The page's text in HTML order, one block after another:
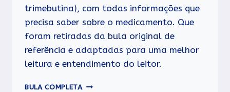
trimebutina), com todas informações que
precisa saber sobre o medicamento. Que
foram retiradas da bula original de
referência e adaptadas para uma melhor
leitura e entendimento do leitor.
BULA COMPLETA IRRITRATIL